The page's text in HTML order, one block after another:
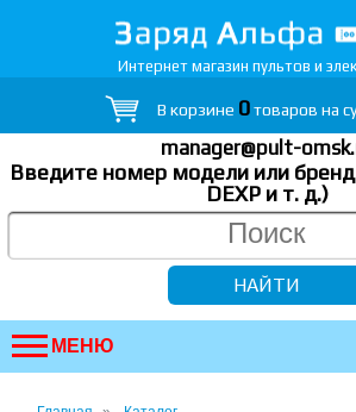
Интернет магазин пультов и
В корзине 0товаров на
manager@pult-
Введите номер модели или бренд
DEXP и т. д.)
МЕНЮ